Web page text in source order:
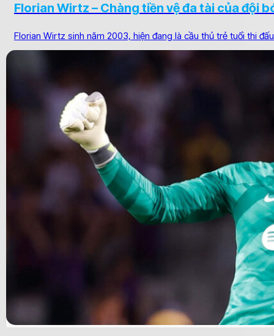
Florian Wirtz – Chàng tiền vệ đa tài của đội
Florian Wirtz sinh năm 2003, hiện đang là cầu thủ trẻ tuổi thi